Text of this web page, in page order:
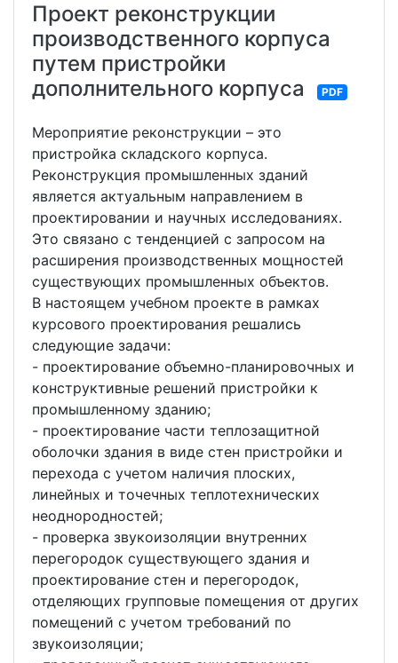
Проект реконструкции
производственного корпуса
путем пристройки
дополнительного корпуса
PDF
Мероприятие реконструкции – это
пристройка складского корпуса.
Реконструкция промышленных зданий
является актуальным направлением в
проектировании и научных исследованиях.
Это связано с тенденцией с запросом на
расширения производственных мощностей
существующих промышленных объектов.
В настоящем учебном проекте в рамках
курсового проектирования решались
следующие задачи:
- проектирование объемно-планировочных и
конструктивные решений пристройки к
промышленному зданию;
- проектирование части теплозащитной
оболочки здания в виде стен пристройки и
перехода с учетом наличия плоских,
линейных и точечных теплотехнических
неоднородностей;
- проверка звукоизоляции внутренних
перегородок существующего здания и
проектирование стен и перегородок,
отделяющих групповые помещения от других
помещений с учетом требований по
звукоизоляции;